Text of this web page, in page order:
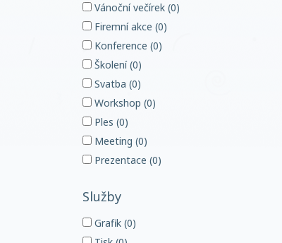
Vánoční večírek (0)
Firemní akce (0)
Konference (0)
Školení (0)
Svatba (0)
Workshop (0)
Ples (0)
Meeting (0)
Prezentace (0)
Služby
Grafik (0)